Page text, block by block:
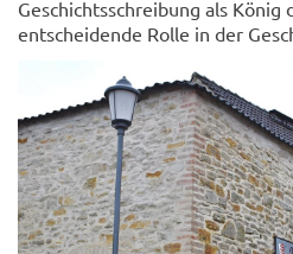
Geschichtsschreibung als König
entscheidende Rolle in der